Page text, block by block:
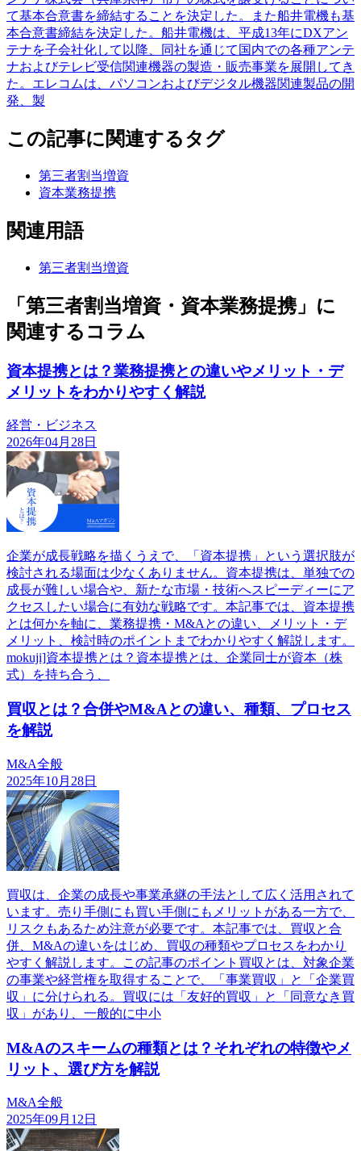
て基本合意書を締結することを決定した。また船井電機も基
本合意書締結を決定した。船井電機は、平成13年にDXアン
テナを子会社化して以降、同社を通じて国内での各種アンテ
ナおよびテレビ受信関連機器の製造・販売事業を展開してき
た。エレコムは、パソコンおよびデジタル機器関連製品の開
発、製
この記事に関連するタグ
第三者割当増資
資本業務提携
関連用語
第三者割当増資
「第三者割当増資・資本業務提携」に
関連するコラム
資本提携とは？業務提携との違いやメリット・デ
メリットをわかりやすく解説
経営・ビジネス
2026年04月28日
企業が成長戦略を描くうえで、「資本提携」という選択肢が
検討される場面は少なくありません。資本提携は、単独での
成長が難しい場合や、新たな市場・技術へスピーディーにア
クセスしたい場合に有効な戦略です。本記事では、資本提携
とは何かを軸に、業務提携・M&Aとの違い、メリット・デ
メリット、検討時のポイントまでわかりやすく解説します。
mokuji]資本提携とは？資本提携とは、企業同士が資本（株
式）を持ち合う、
買収とは？合併やM&Aとの違い、種類、プロセス
を解説
M&A全般
2025年10月28日
買収は、企業の成長や事業承継の手法として広く活用されて
います。売り手側にも買い手側にもメリットがある一方で、
リスクもあるため注意が必要です。本記事では、買収と合
併、M&Aの違いをはじめ、買収の種類やプロセスをわかり
やすく解説します。この記事のポイント買収とは、対象企業
の事業や経営権を取得することで、「事業買収」と「企業買
収」に分けられる。買収には「友好的買収」と「同意なき買
収」があり、一般的に中小
M&Aのスキームの種類とは？それぞれの特徴やメ
リット、選び方を解説
M&A全般
2025年09月12日